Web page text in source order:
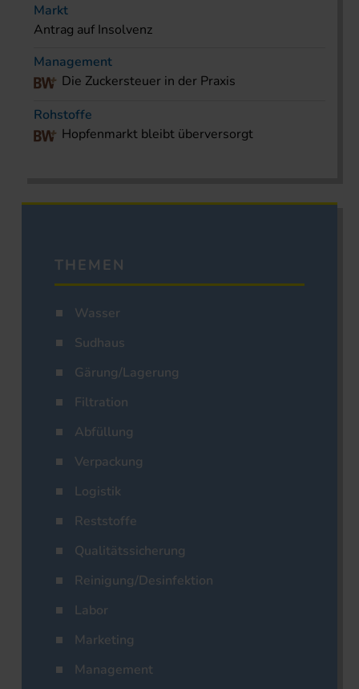
Markt
Antrag auf Insolvenz
Management
Die Zuckersteuer in der Praxis
Rohstoffe
Hopfenmarkt bleibt überversorgt
THEMEN
Wasser
Sudhaus
Gärung/Lagerung
Filtration
Abfüllung
Verpackung
Logistik
Reststoffe
Qualitätssicherung
Reinigung/Desinfektion
Labor
Marketing
Management